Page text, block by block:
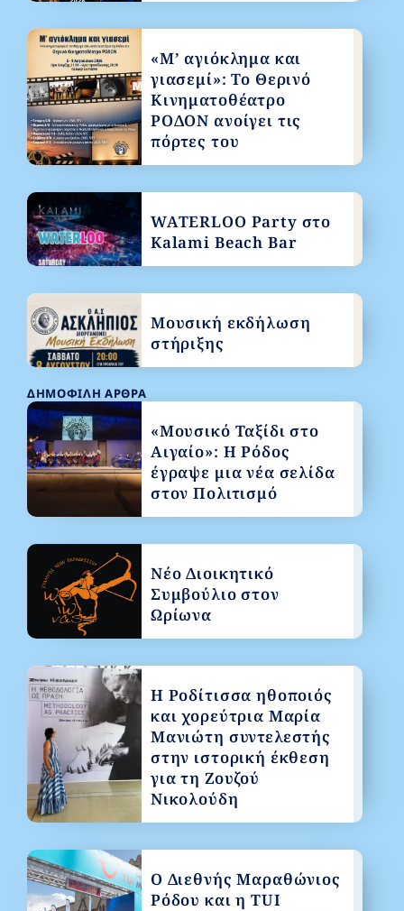
ΔΗΜΟΦΙΛΉ ΆΡΘΡΑ
«Μουσικό Ταξίδι στο
Αιγαίο»: Η Ρόδος
έγραψε μια νέα σελίδα
στον Πολιτισμό
Νέο Διοικητικό
Συμβούλιο στον
Ωρίωνα
Η Ροδίτισσα ηθοποιός
και χορεύτρια Μαρία
Μανιώτη συντελεστής
στην ιστορική έκθεση
για τη Ζουζού
Νικολούδη
Ο Διεθνής Μαραθώνιος
Ρόδου και η TUI
«Μ’ αγιόκλημα και
γιασεμί»: Το Θερινό
Κινηματοθέατρο
ΡΟΔΟΝ ανοίγει τις
πόρτες του
WATERLOO Party στο
Kalami Beach Bar
Μουσική εκδήλωση
στήριξης